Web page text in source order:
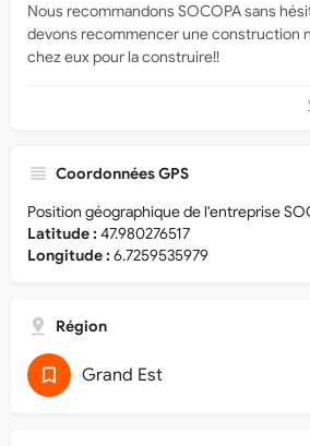
Nous recommandons SOCOPA sans
devons recommencer une construction
chez eux pour la construire!!
Coordonnées GPS
Position géographique de l'entreprise
Latitude :47.980276517
Longitude :6.7259535979
Région
Grand Est